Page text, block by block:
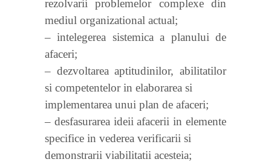
rezolvarii problemelor complexe din
mediul organizational actual;
– intelegerea sistemica a planului de
afaceri;
– dezvoltarea aptitudinilor, abilitatilor
si competentelor in elaborarea si
implementarea unui plan de afaceri;
– desfasurarea ideii afacerii in elemente
specifice in vederea verificarii si
demonstrarii viabilitatii acesteia;